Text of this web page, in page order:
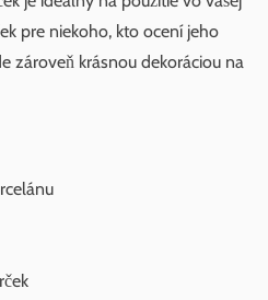
pre niekoho, kto ocení jeho
zároveň krásnou dekoráciou na